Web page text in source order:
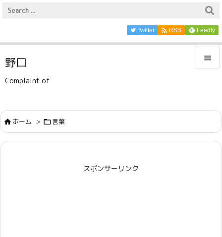

サイド

前へ
Twitter  RSS Feedly
野口
Complaint of
ホーム > 言葉
スポンサーリンク